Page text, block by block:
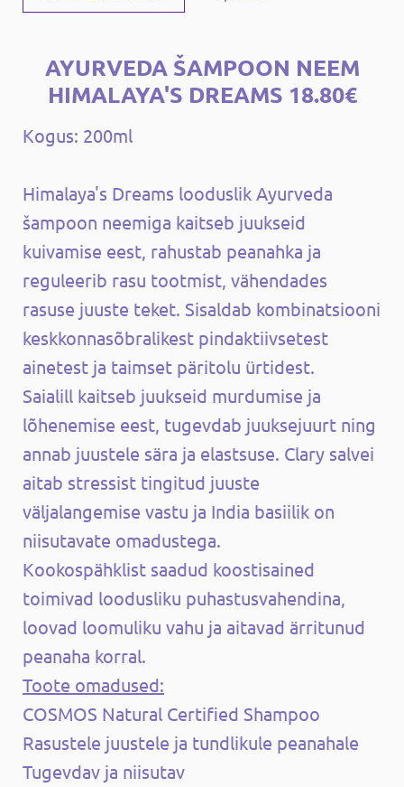
AYURVEDA ŠAMPOON NEEM
HIMALAYA'S DREAMS 18.80€
Kogus: 200ml
Himalaya's Dreams looduslik Ayurveda
šampoon neemiga kaitseb juukseid
kuivamise eest, rahustab peanahka ja
reguleerib rasu tootmist, vähendades
rasuse juuste teket. Sisaldab kombinatsiooni
keskkonnasõbralikest pindaktiivsetest
ainetest ja taimset päritolu ürtidest.
Saialill kaitseb juukseid murdumise ja
lõhenemise eest, tugevdab juuksejuurt ning
annab juustele sära ja elastsuse. Clary salvei
aitab stressist tingitud juuste
väljalangemise vastu ja India basiilik on
niisutavate omadustega.
Kookospähklist saadud koostisained
toimivad loodusliku puhastusvahendina,
loovad loomuliku vahu ja aitavad ärritunud
peanaha korral.
Toote omadused:
COSMOS Natural Certified Shampoo
Rasustele juustele ja tundlikule peanahale
Tugevdav ja niisutav